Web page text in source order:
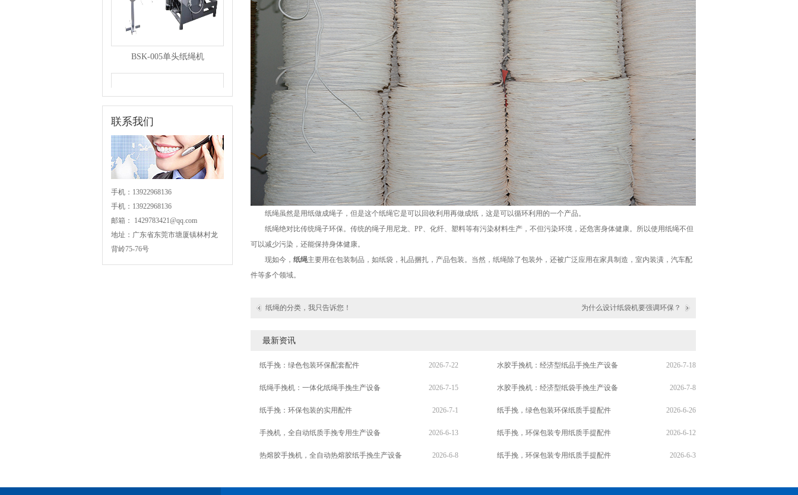
BSK-004分条机
联系我们
手机：13922968136
手机：13922968136
邮箱： 1429783421@qq.com
地址：广东省东莞市塘厦镇林村龙
背岭75-76号
纸绳虽然是用纸做成绳子，但是这个纸绳它是可以回收利用再做成纸，这是可以循环利用的一个产品。
纸绳绝对比传统绳子环保。传统的绳子用尼龙、PP、化纤、塑料等有污染材料生产，不但污染环境，还危害身体健康。所以使用纸绳不但
可以减少污染，还能保持身体健康。
现如今， 纸绳主要用在包装制品，如纸袋，礼品捆扎，产品包装。当然，纸绳除了包装外，还被广泛应用在家具制造，室内装潢，汽车配
件等多个领域。
纸绳的分类，我只告诉您！ 为什么设计纸袋机要强调环保？
最新资讯
纸手挽：绿色包装环保配套配件 2026-7-22 水胶手挽机：经济型纸品手挽生产设备 2026-7-18
纸绳手挽机：一体化纸绳手挽生产设备 2026-7-15 水胶手挽机：经济型纸袋手挽生产设备 2026-7-8
纸手挽：环保包装的实用配件 2026-7-1 纸手挽，绿色包装环保纸质手提配件 2026-6-26
手挽机，全自动纸质手挽专用生产设备 2026-6-13 纸手挽，环保包装专用纸质手提配件 2026-6-12
热熔胶手挽机，全自动热熔胶纸手挽生产设备 2026-6-8 纸手挽，环保包装专用纸质手提配件 2026-6-3